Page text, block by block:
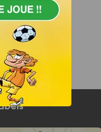
TOME 19